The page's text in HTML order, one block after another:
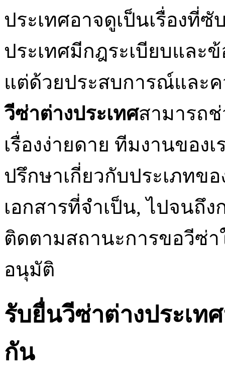
ประเทศอาจดูเป็นเรื่องที่
ประเทศมีกฎระเบียบและ
แต่ด้วยประสบการณ์และ
วีซ่าต่างประเทศสามารถ
เรื่องง่ายดาย ทีมงานของ
ปรึกษาเกี่ยวกับประเภทข
เอกสารที่จำเป็น, ไปจนถึ
ติดตามสถานะการขอวีซ่
อนุมัติ
รับยื่นวีซ่าต่างประเท
กัน